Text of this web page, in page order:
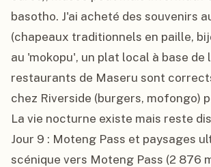
basotho. J'ai acheté des souvenirs
(chapeaux traditionnels en paille,
au 'mokopu', un plat local à base de
restaurants de Maseru sont
chez Riverside (burgers, mofongo)
La vie nocturne existe mais reste
Jour 9 : Moteng Pass et paysages
scénique vers Moteng Pass (2 876